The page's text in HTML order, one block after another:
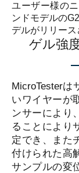
ユーザー様の
ンドモデルの
デルがリリース
ゲル強
MicroTesterは
いワイヤーが
ンサーにより
ることにより
定でき、また
付けられた高
サンプルの変